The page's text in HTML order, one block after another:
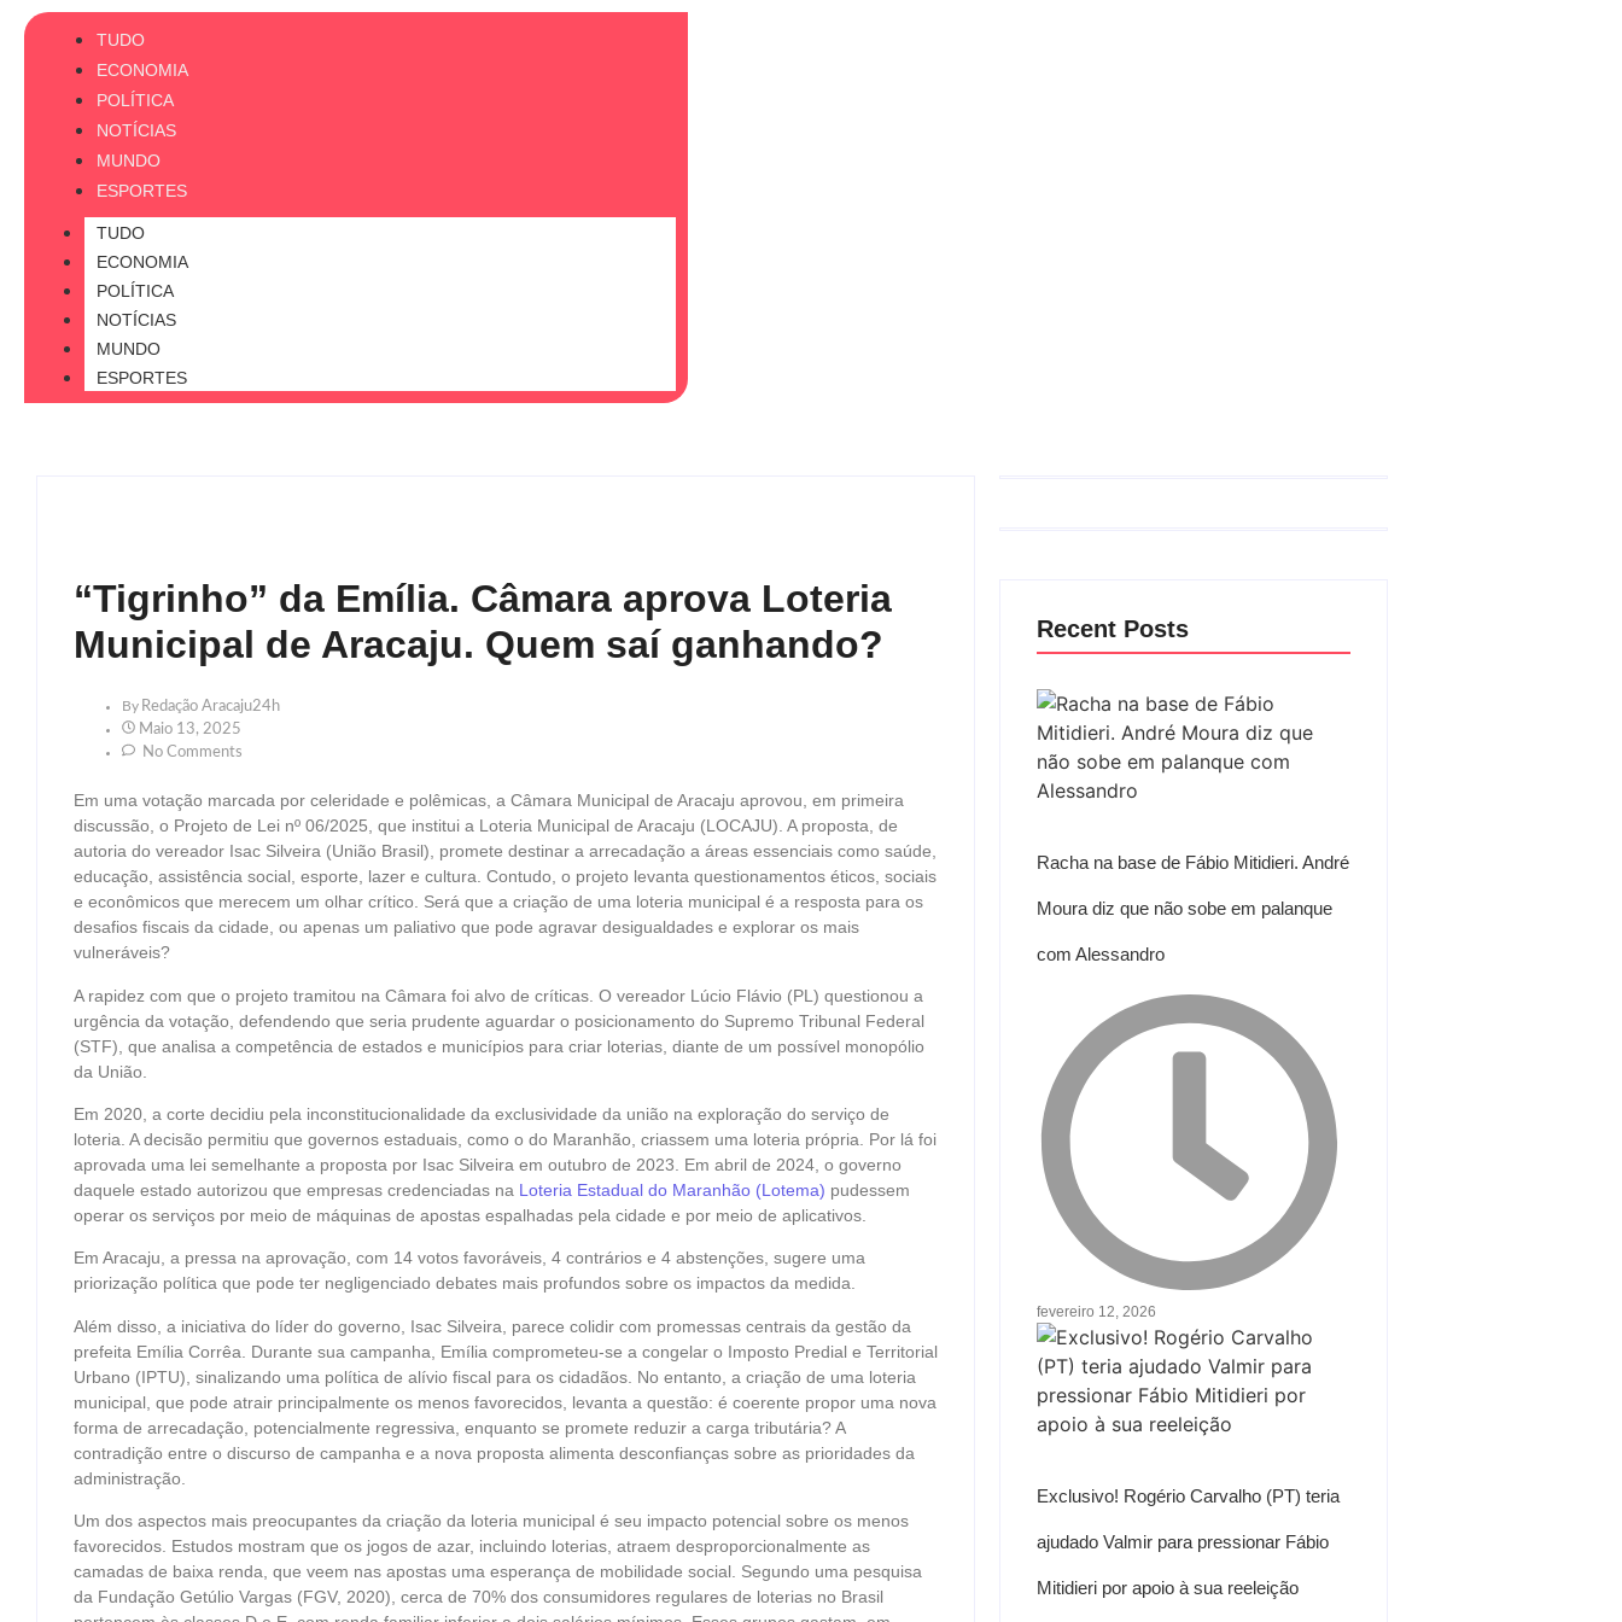
TUDO
ECONOMIA
POLÍTICA
NOTÍCIAS
MUNDO
ESPORTES
TUDO
ECONOMIA
POLÍTICA
NOTÍCIAS
MUNDO
ESPORTES
“Tigrinho” da Emília. Câmara aprova Loteria
Municipal de Aracaju. Quem saí ganhando?
By Redação Aracaju24h
Maio 13, 2025
No Comments
Em uma votação marcada por celeridade e polêmicas, a Câmara Municipal de Aracaju aprovou, em primeira
discussão, o Projeto de Lei nº 06/2025, que institui a Loteria Municipal de Aracaju (LOCAJU). A proposta, de
autoria do vereador Isac Silveira (União Brasil), promete destinar a arrecadação a áreas essenciais como saúde,
educação, assistência social, esporte, lazer e cultura. Contudo, o projeto levanta questionamentos éticos, sociais
e econômicos que merecem um olhar crítico. Será que a criação de uma loteria municipal é a resposta para os
desafios fiscais da cidade, ou apenas um paliativo que pode agravar desigualdades e explorar os mais
vulneráveis?
A rapidez com que o projeto tramitou na Câmara foi alvo de críticas. O vereador Lúcio Flávio (PL) questionou a
urgência da votação, defendendo que seria prudente aguardar o posicionamento do Supremo Tribunal Federal
(STF), que analisa a competência de estados e municípios para criar loterias, diante de um possível monopólio
da União.
Em 2020, a corte decidiu pela inconstitucionalidade da exclusividade da união na exploração do serviço de
loteria. A decisão permitiu que governos estaduais, como o do Maranhão, criassem uma loteria própria. Por lá foi
aprovada uma lei semelhante a proposta por Isac Silveira em outubro de 2023. Em abril de 2024, o governo
daquele estado autorizou que empresas credenciadas na Loteria Estadual do Maranhão (Lotema) pudessem
operar os serviços por meio de máquinas de apostas espalhadas pela cidade e por meio de aplicativos.
Em Aracaju, a pressa na aprovação, com 14 votos favoráveis, 4 contrários e 4 abstenções, sugere uma
priorização política que pode ter negligenciado debates mais profundos sobre os impactos da medida.
Além disso, a iniciativa do líder do governo, Isac Silveira, parece colidir com promessas centrais da gestão da
prefeita Emília Corrêa. Durante sua campanha, Emília comprometeu-se a congelar o Imposto Predial e Territorial
Urbano (IPTU), sinalizando uma política de alívio fiscal para os cidadãos. No entanto, a criação de uma loteria
municipal, que pode atrair principalmente os menos favorecidos, levanta a questão: é coerente propor uma nova
forma de arrecadação, potencialmente regressiva, enquanto se promete reduzir a carga tributária? A
contradição entre o discurso de campanha e a nova proposta alimenta desconfianças sobre as prioridades da
administração.
Um dos aspectos mais preocupantes da criação da loteria municipal é seu impacto potencial sobre os menos
favorecidos. Estudos mostram que os jogos de azar, incluindo loterias, atraem desproporcionalmente as
camadas de baixa renda, que veem nas apostas uma esperança de mobilidade social. Segundo uma pesquisa
da Fundação Getúlio Vargas (FGV, 2020), cerca de 70% dos consumidores regulares de loterias no Brasil
Recent Posts
Racha na base de Fábio Mitidieri. André
Moura diz que não sobe em palanque
com Alessandro
fevereiro 12, 2026
Exclusivo! Rogério Carvalho (PT) teria
ajudado Valmir para pressionar Fábio
Mitidieri por apoio à sua reeleição